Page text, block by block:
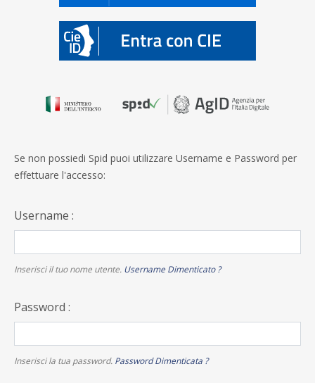
Se non possiedi Spid puoi utilizzare Username e Password per
effettuare l'accesso:
Username :
Inserisci il tuo nome utente. Username Dimenticato ?
Password :
Inserisci la tua password. Password Dimenticata ?